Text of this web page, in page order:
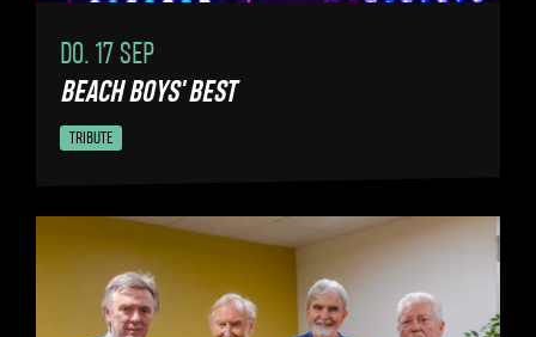
DO. 17 SEP
BEACH BOYS' BEST
TRIBUTE